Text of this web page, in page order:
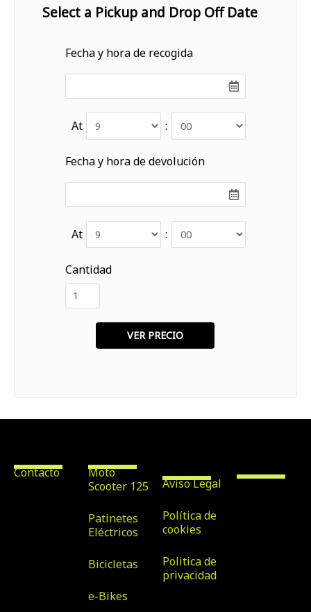
Select a Pickup and Drop Off Date
Fecha y hora de recogida
At :
Fecha y hora de devolución
At :
Cantidad
Contacto
Moto
Scooter 125
Patinetes
Eléctricos
Bicicletas
e-Bikes
Aviso Legal
Política de
cookies
Politica de
privacidad